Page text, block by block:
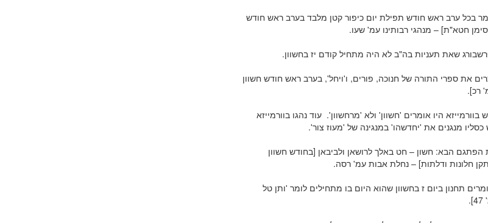
בכל ערב ראש חודש תפילת יום כיפור קטן מלבד בערב ראש חודש
חטא"ת] – מנהגי רבותינו עמ' שעו.
שאת תעניות בה"ב לא היה מתחיל קודם יז בחשוון.
את ספרי התורה של חנוכה, פורים, ו'ויחל', בערב ראש חודש חשוון
רכ].
היו אומרים 'חשוון' ולא 'מרחשוון'. עוד נהגו בוורמייזא
מנגנים את 'יחדשהו' במנגינה של 'מעוז צור'.
הפתגם הבא: חשון – חט באלך לרושאן ולביבאן [בחודש חשוון
חלונות ודלתות] – נחלת אבות עמ' רסה.
תחנון ביום ז בחשוון שהוא היום בו מתחילים לומר 'ותן טל